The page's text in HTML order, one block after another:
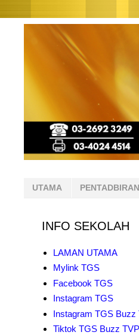
UTAMA PENTADBIRAN
INFO SEKOLAH
LAMAN UTAMA
Mylink TGS
Facebook TGS
Instagram TGS
Instagram TGS Buzz
Tiktok TGS Buzz